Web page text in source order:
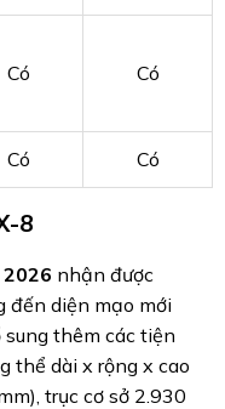
Có Có
Có Có
8
2026 nhận được
đến diện mạo mới
thêm các tiện
thể dài x rộng x cao
trục cơ sở 2.930